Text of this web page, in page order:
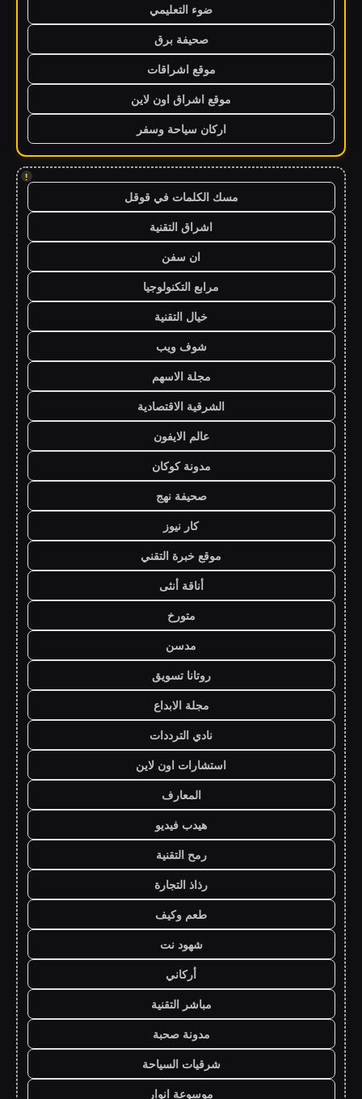
ضوء التعليمي
صحيفة برق
موقع اشراقات
موقع اشراق اون لاين
اركان سياحة وسفر
!
مسك الكلمات في قوقل
اشراق التقنية
ان سفن
مرابع التكنولوجيا
خيال التقنية
شوف ويب
مجلة الاسهم
الشرقية الاقتصادية
عالم الايفون
مدونة كوكان
صحيفة نهج
كار نيوز
موقع خبرة التقني
أناقة أنثى
متورخ
مدسن
روتانا تسويق
مجلة الابداع
نادي الترددات
استشارات اون لاين
المعارف
هيدب فيديو
رمح التقنية
رذاذ التجارة
طعم وكيف
شهود نت
أركاني
مباشر التقنية
مدونة صحبة
شرقيات السياحة
موسوعة انوار